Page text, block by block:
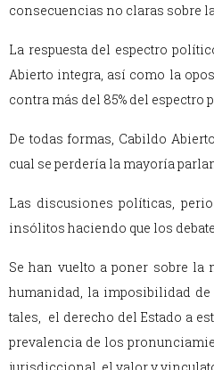
consecuencias no claras sobre
La respuesta del espectro
Abierto integra, así como la
contra más del 85% del espectro
De todas formas, Cabildo
cual se perdería la mayoría
Las discusiones políticas,
insólitos haciendo que los
Se han vuelto a poner sobre
humanidad, la imposibilidad
tales, el derecho del Estado a
prevalencia de los